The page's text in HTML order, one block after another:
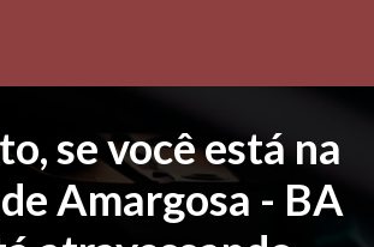
se você está na
Amargosa - BA